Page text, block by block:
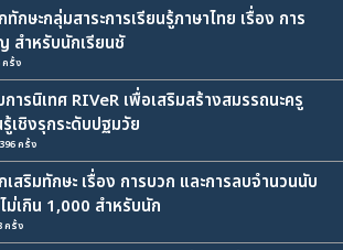
ษะกลุ่มสาระการเรียนรู้ภาษาไทย เรื่อง การ
สำหรับนักเรียนชั
ครั้ง
รนิเทศ RIVeR เพื่อเสริมสร้างสมรรถนะครู
เชิงรุกระดับปฐมวัย
ครั้ง
ริมทักษะ เรื่อง การบวก และการลบจำนวนนับ
เกิน 1,000 สำหรับนัก
ครั้ง